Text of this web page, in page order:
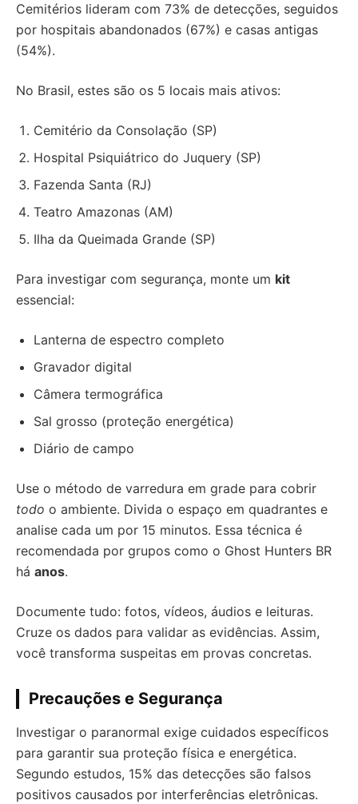
Cemitérios lideram com 73% de detecções, seguidos
por hospitais abandonados (67%) e casas antigas
(54%).
No Brasil, estes são os 5 locais mais ativos:
Cemitério da Consolação (SP)
Hospital Psiquiátrico do Juquery (SP)
Fazenda Santa (RJ)
Teatro Amazonas (AM)
Ilha da Queimada Grande (SP)
Para investigar com segurança, monte um kit
essencial:
Lanterna de espectro completo
Gravador digital
Câmera termográfica
Sal grosso (proteção energética)
Diário de campo
Use o método de varredura em grade para cobrir
todo o ambiente. Divida o espaço em quadrantes e
analise cada um por 15 minutos. Essa técnica é
recomendada por grupos como o Ghost Hunters BR
há anos.
Documente tudo: fotos, vídeos, áudios e leituras.
Cruze os dados para validar as evidências. Assim,
você transforma suspeitas em provas concretas.
Precauções e Segurança
Investigar o paranormal exige cuidados específicos
para garantir sua proteção física e energética.
Segundo estudos, 15% das detecções são falsos
positivos causados por interferências eletrônicas.